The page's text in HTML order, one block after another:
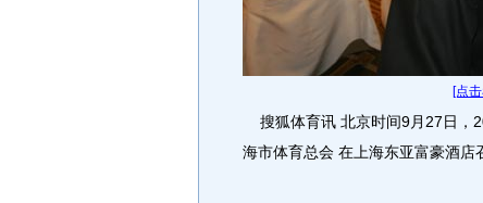
[点
搜狐体育讯 北京时间9月27日，
海市体育总会 在上海东亚富豪酒店